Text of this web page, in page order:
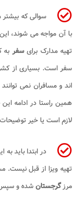
سوالی که بیشتر
با آن مواجه می شوند،
تهیه مدارک برایسفربه
سفر است. بسیاری از
اند و مسافران نمی
همین راستا در ادامه
لازم است یا خیر
در ابتدا باید به
تهیه ویزا از قبل نیست.
مرزگرجستانشده و سپس